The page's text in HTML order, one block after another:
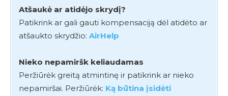
Atšaukė ar atidėjo skrydį?
Patikrink ar gali gauti kompensaciją dėl atidėto ar
atšaukto skrydžio: AirHelp
Nieko nepamiršk keliaudamas
Peržiūrėk greitą atmintinę ir patikrink ar nieko
nepamiršai. Peržiūrėk: Ką būtina įsidėti